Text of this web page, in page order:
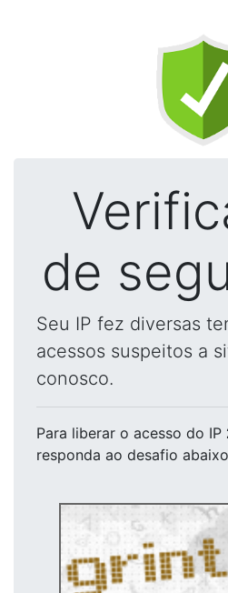
de
Seu IP fez diversas
acessos suspeitos a
conosco.
Para liberar o acesso do IP
responda ao desafio